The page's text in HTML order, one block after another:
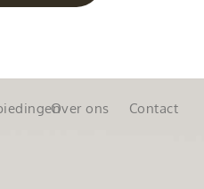
Over ons Contact